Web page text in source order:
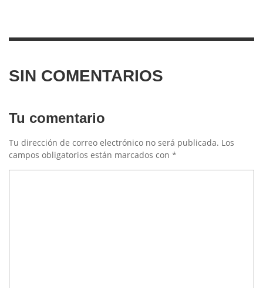
SIN COMENTARIOS
Tu comentario
Tu dirección de correo electrónico no será publicada. Los
campos obligatorios están marcados con *